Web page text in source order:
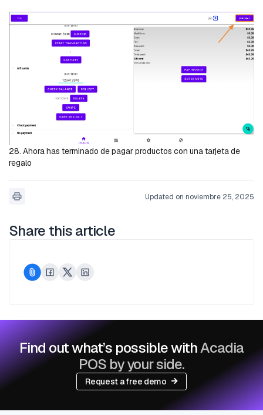
28. Ahora has terminado de pagar productos con una tarjeta de
regalo
Updated on noviembre 25, 2025
Share this article
Find out what’s possible withAcadia
POS by your side.
Request a free demo